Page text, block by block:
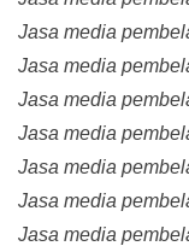
Jasa media
Jasa media
Jasa media
Jasa media
Jasa media
Jasa media
Jasa media